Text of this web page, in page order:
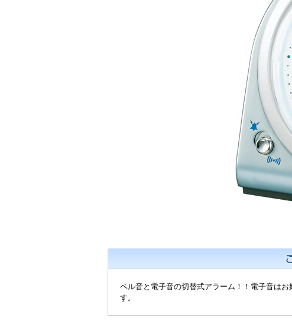
ベル音と電子音の切替式アラーム！！電子音は
す。